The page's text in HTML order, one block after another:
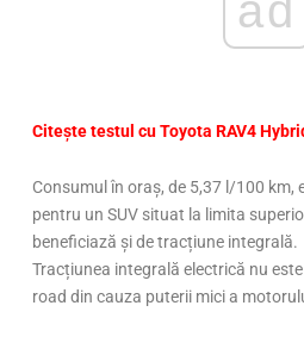
ad
Citește testul cu Toyota RAV4
Consumul în oraș, de 5,37 l/100 km,
pentru un SUV situat la limita
beneficiază și de tracțiune integrală.
Tracțiunea integrală electrică nu
road din cauza puterii mici a